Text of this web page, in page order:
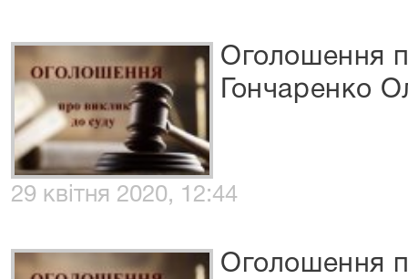
Оголошення
Гончаренко
29 квітня 2020, 12:44
Оголошення